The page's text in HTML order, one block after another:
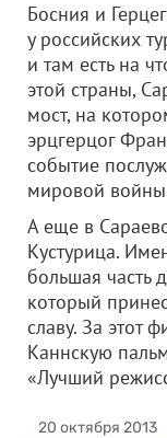
Босния и
у российских
и там есть на
этой страны,
мост, на
эрцгерцог
событие
мировой
А еще в
Кустурица.
большая часть
который
славу. За этот
Каннскую
«Лучший
20 октября 2013